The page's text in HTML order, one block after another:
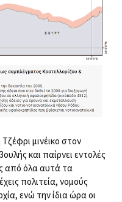
μινέικο στον
και παίρνει εντολές
από όλα αυτά τα
πολιτεία, νομούς
ενώ την ίδια ώρα οι